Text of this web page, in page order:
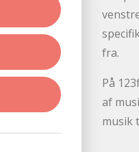
fra.
På
af
musik